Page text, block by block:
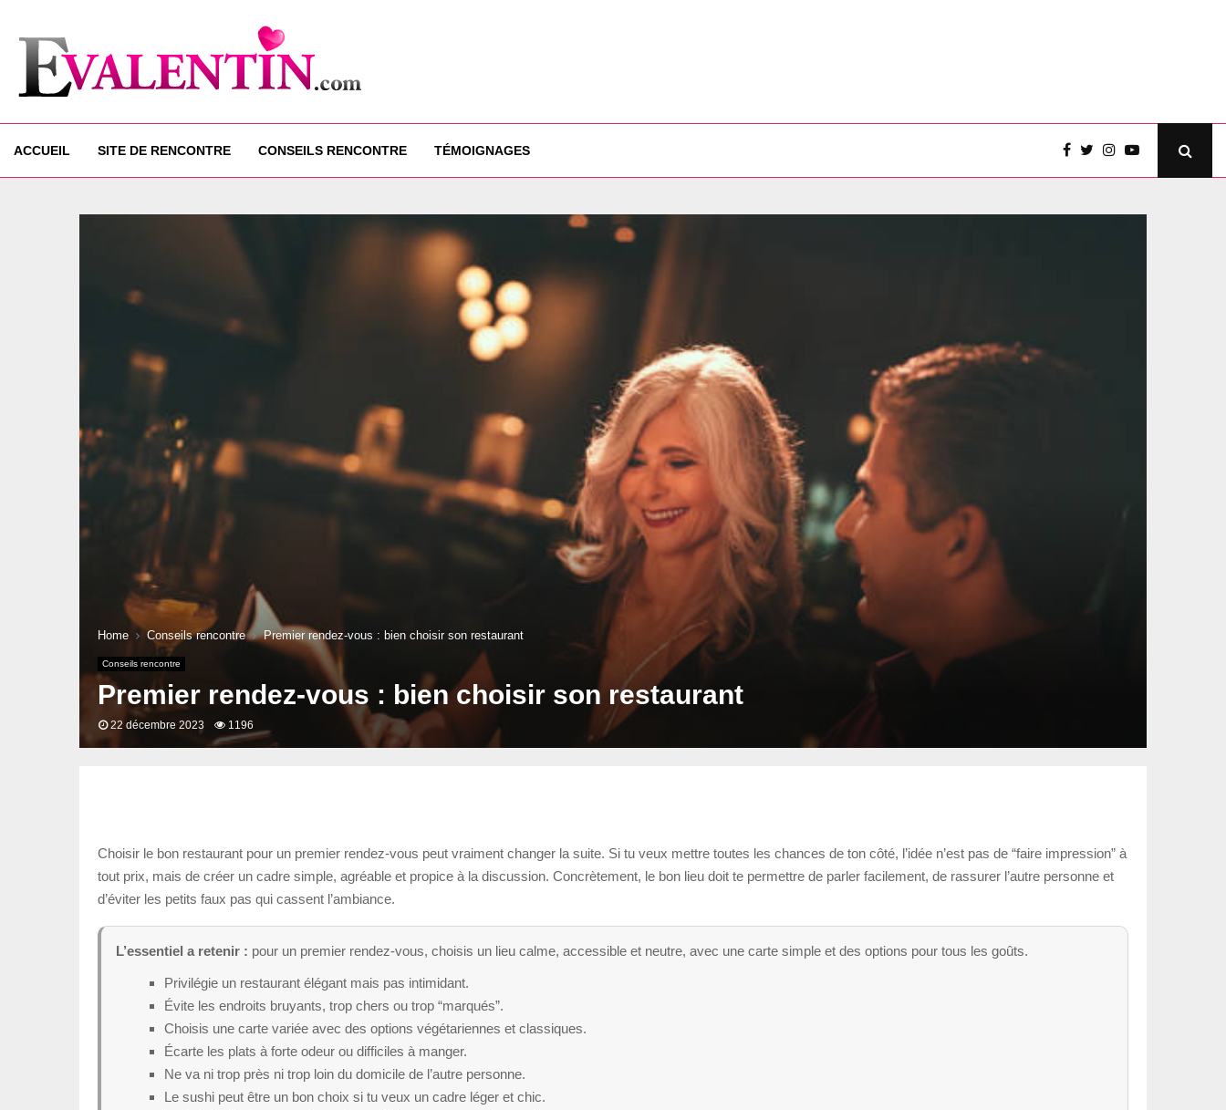
ACCUEIL SITE DE RENCONTRE CONSEILS RENCONTRE TÉMOIGNAGES
Home Conseils rencontre Premier rendez-vous : bien choisir son restaurant
Conseils rencontre
Premier rendez-vous : bien choisir son restaurant
22 décembre 2023 1196
Choisir le bon restaurant pour un premier rendez-vous peut vraiment changer la suite. Si tu veux mettre toutes les chances de ton côté, l’idée n’est pas de “faire impression” à
tout prix, mais de créer un cadre simple, agréable et propice à la discussion. Concrètement, le bon lieu doit te permettre de parler facilement, de rassurer l’autre personne et
d’éviter les petits faux pas qui cassent l’ambiance.
L’essentiel a retenir : pour un premier rendez-vous, choisis un lieu calme, accessible et neutre, avec une carte simple et des options pour tous les goûts.
Privilégie un restaurant élégant mais pas intimidant.
Évite les endroits bruyants, trop chers ou trop “marqués”.
Choisis une carte variée avec des options végétariennes et classiques.
Écarte les plats à forte odeur ou difficiles à manger.
Ne va ni trop près ni trop loin du domicile de l’autre personne.
Le sushi peut être un bon choix si tu veux un cadre léger et chic.